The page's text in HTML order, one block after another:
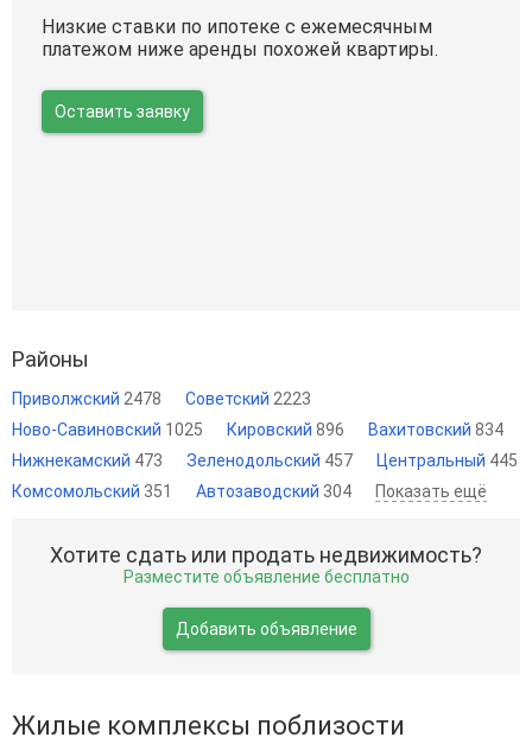
Низкие ставки по ипотеке с ежемесячным
платежом ниже аренды похожей квартиры.
Оставить заявку
Районы
Приволжский 2478 Советский 2223
Ново-Савиновский 1025 Кировский 896 Вахитовский 834
Нижнекамский 473 Зеленодольский 457 Центральный 445
Комсомольский 351 Автозаводский 304 Показать ещё
Хотите сдать или продать недвижимость?
Разместите объявление бесплатно
Добавить объявление
Жилые комплексы поблизости